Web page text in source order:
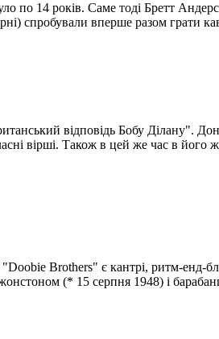
по 14 років. Саме тоді Бретт
спробували вперше разом грати
відповідь Бобу Ділану".
вірші. Також в цей же час в
"Doobie Brothers" є кантрі, ритм-
(* 15 серпня 1948) і